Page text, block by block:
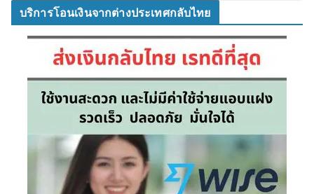
บริการโอนเงินจากต่างประเทศกลับไทย